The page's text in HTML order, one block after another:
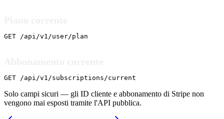
GET /api/v1/user/plan
GET /api/v1/subscriptions/current
Solo campi sicuri — gli ID cliente e abbonamento di Stripe non
vengono mai esposti tramite l'API pubblica.